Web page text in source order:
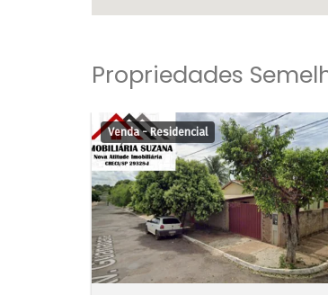
Propriedades
Venda - Residencial